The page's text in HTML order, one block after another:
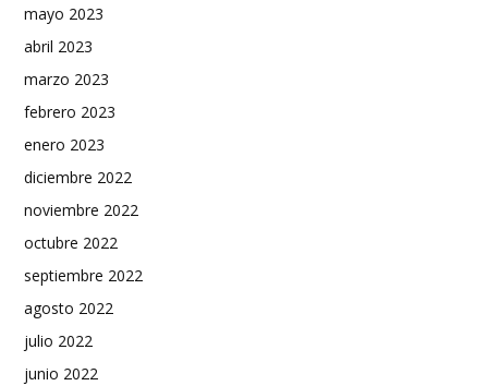
mayo 2023
abril 2023
marzo 2023
febrero 2023
enero 2023
diciembre 2022
noviembre 2022
octubre 2022
septiembre 2022
agosto 2022
julio 2022
junio 2022